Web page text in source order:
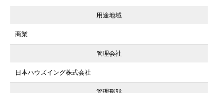
用途地域
商業
管理会社
日本ハウズイング株式会社
管理形態